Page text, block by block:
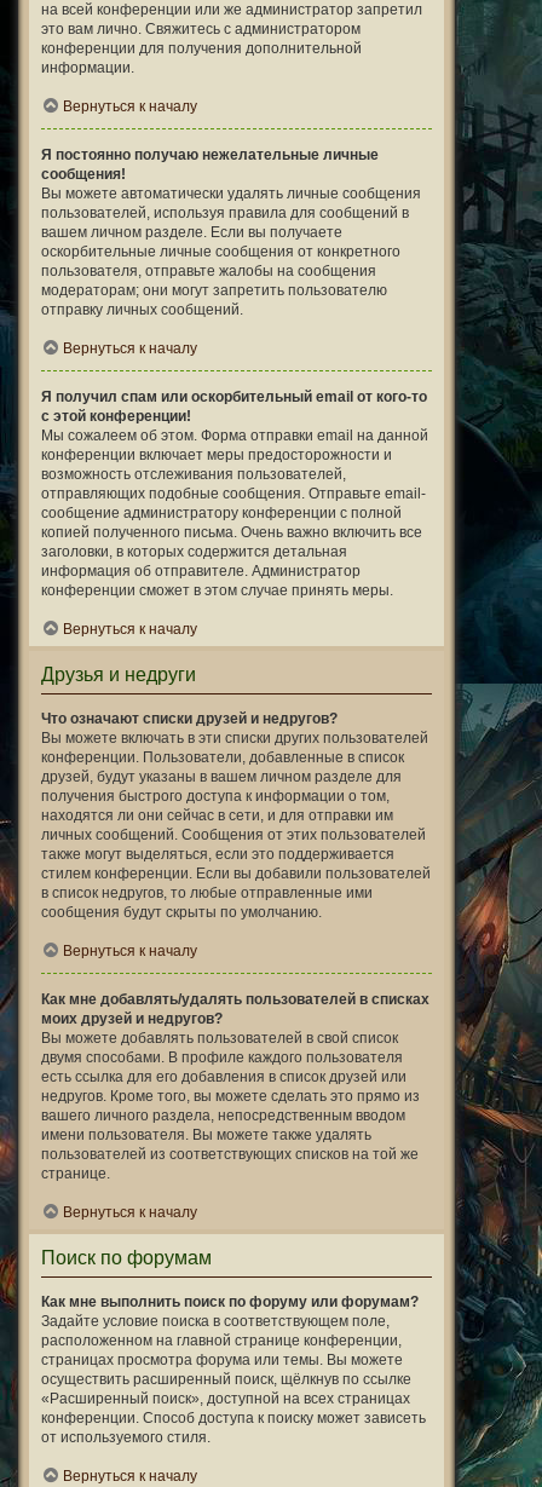
на всей конференции или же администратор запретил
это вам лично. Свяжитесь с администратором
конференции для получения дополнительной
информации.
Вернуться к началу
Я постоянно получаю нежелательные личные
сообщения!
Вы можете автоматически удалять личные сообщения
пользователей, используя правила для сообщений в
вашем личном разделе. Если вы получаете
оскорбительные личные сообщения от конкретного
пользователя, отправьте жалобы на сообщения
модераторам; они могут запретить пользователю
отправку личных сообщений.
Вернуться к началу
Я получил спам или оскорбительный email от кого-то
с этой конференции!
Мы сожалеем об этом. Форма отправки email на данной
конференции включает меры предосторожности и
возможность отслеживания пользователей,
отправляющих подобные сообщения. Отправьте email-
сообщение администратору конференции с полной
копией полученного письма. Очень важно включить все
заголовки, в которых содержится детальная
информация об отправителе. Администратор
конференции сможет в этом случае принять меры.
Вернуться к началу
Друзья и недруги
Что означают списки друзей и недругов?
Вы можете включать в эти списки других пользователей
конференции. Пользователи, добавленные в список
друзей, будут указаны в вашем личном разделе для
получения быстрого доступа к информации о том,
находятся ли они сейчас в сети, и для отправки им
личных сообщений. Сообщения от этих пользователей
также могут выделяться, если это поддерживается
стилем конференции. Если вы добавили пользователей
в список недругов, то любые отправленные ими
сообщения будут скрыты по умолчанию.
Вернуться к началу
Как мне добавлять/удалять пользователей в списках
моих друзей и недругов?
Вы можете добавлять пользователей в свой список
двумя способами. В профиле каждого пользователя
есть ссылка для его добавления в список друзей или
недругов. Кроме того, вы можете сделать это прямо из
вашего личного раздела, непосредственным вводом
имени пользователя. Вы можете также удалять
пользователей из соответствующих списков на той же
странице.
Вернуться к началу
Поиск по форумам
Как мне выполнить поиск по форуму или форумам?
Задайте условие поиска в соответствующем поле,
расположенном на главной странице конференции,
страницах просмотра форума или темы. Вы можете
осуществить расширенный поиск, щёлкнув по ссылке
«Расширенный поиск», доступной на всех страницах
конференции. Способ доступа к поиску может зависеть
от используемого стиля.
Вернуться к началу